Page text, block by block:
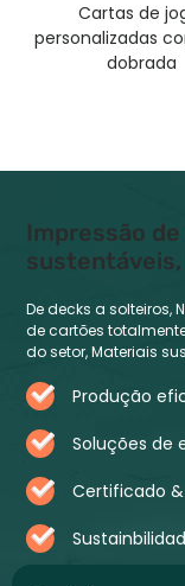
Cartas de
personalizadas
dobrada
Impressão
De decks a solteiros,
de cartões
do setor, Materiais
Produção
Soluções de
Certificado